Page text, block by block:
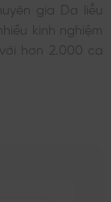
gia Da liễu
kinh nghiệm
hơn 2.000 ca